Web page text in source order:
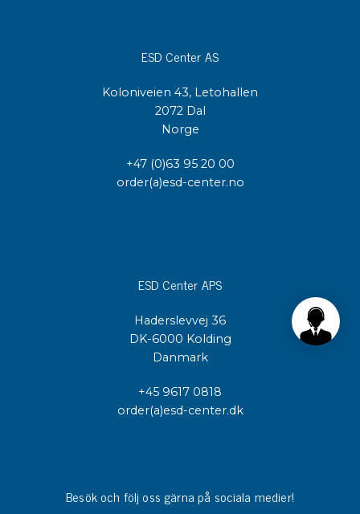
ESD Center AS
Koloniveien 43, Letohallen
2072 Dal
Norge
+47 (0)63 95 20 00
order(a)esd-center.no
ESD Center APS
Haderslevvej 36
DK-6000 Kolding
Danmark
+45 9617 0818
order(a)esd-center.dk
Besök och följ oss gärna på sociala medier!